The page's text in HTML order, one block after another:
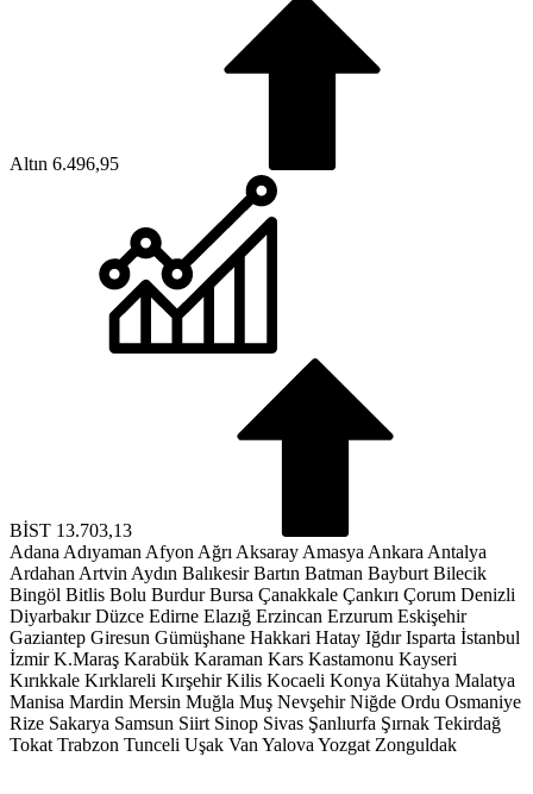
Altın 6.496,95
BİST 13.703,13
Adana Adıyaman Afyon Ağrı Aksaray Amasya Ankara Antalya
Ardahan Artvin Aydın Balıkesir Bartın Batman Bayburt Bilecik
Bingöl Bitlis Bolu Burdur Bursa Çanakkale Çankırı Çorum Denizli
Diyarbakır Düzce Edirne Elazığ Erzincan Erzurum Eskişehir
Gaziantep Giresun Gümüşhane Hakkari Hatay Iğdır Isparta İstanbul
İzmir K.Maraş Karabük Karaman Kars Kastamonu Kayseri
Kırıkkale Kırklareli Kırşehir Kilis Kocaeli Konya Kütahya Malatya
Manisa Mardin Mersin Muğla Muş Nevşehir Niğde Ordu Osmaniye
Rize Sakarya Samsun Siirt Sinop Sivas Şanlıurfa Şırnak Tekirdağ
Tokat Trabzon Tunceli Uşak Van Yalova Yozgat Zonguldak